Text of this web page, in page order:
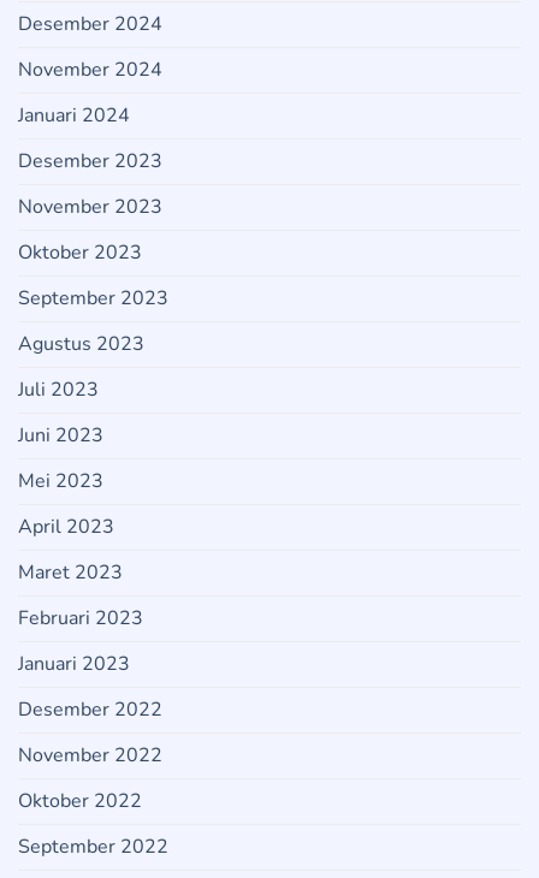
Desember 2024
November 2024
Januari 2024
Desember 2023
November 2023
Oktober 2023
September 2023
Agustus 2023
Juli 2023
Juni 2023
Mei 2023
April 2023
Maret 2023
Februari 2023
Januari 2023
Desember 2022
November 2022
Oktober 2022
September 2022